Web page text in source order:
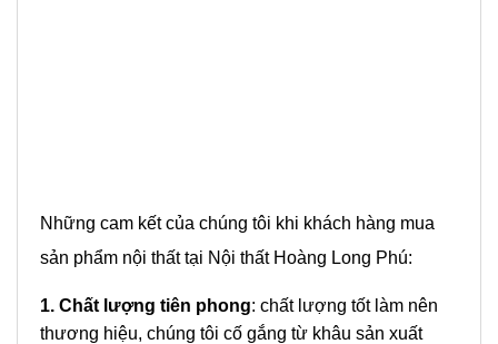
Những cam kết của chúng tôi khi khách hàng mua
sản phẩm nội thất tại Nội thất Hoàng Long Phú:
1. Chất lượng tiên phong: chất lượng tốt làm nên
thương hiệu, chúng tôi cố gắng từ khâu sản xuất